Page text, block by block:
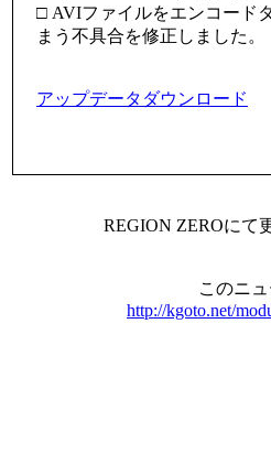
□ AVIファイルをエンコード
まう不具合を修正しました。
アップデータダウンロード
REGION ZEROにて
このニ
http://kgoto.net/